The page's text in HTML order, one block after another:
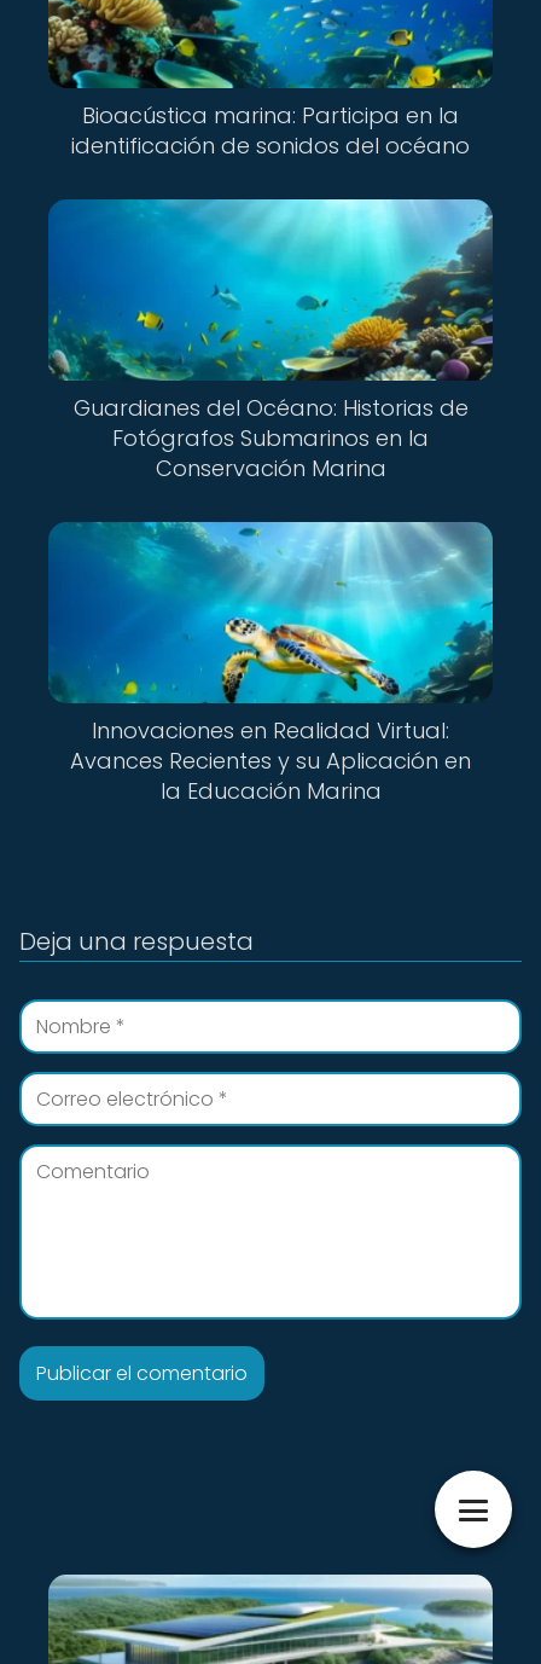
Bioacústica marina: Participa en la
identificación de sonidos del océano
Guardianes del Océano: Historias de
Fotógrafos Submarinos en la
Conservación Marina
Innovaciones en Realidad Virtual:
Avances Recientes y su Aplicación en
la Educación Marina
Deja una respuesta